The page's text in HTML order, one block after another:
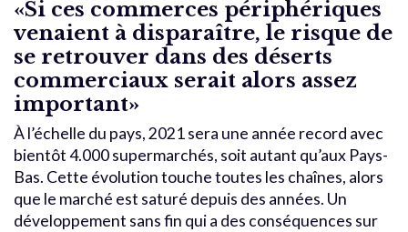
«Si ces commerces périphériques
venaient à disparaître, le risque de
se retrouver dans des déserts
commerciaux serait alors assez
important»
À l’échelle du pays, 2021 sera une année record avec
bientôt 4.000 supermarchés, soit autant qu’aux Pays-
Bas. Cette évolution touche toutes les chaînes, alors
que le marché est saturé depuis des années. Un
développement sans fin qui a des conséquences sur